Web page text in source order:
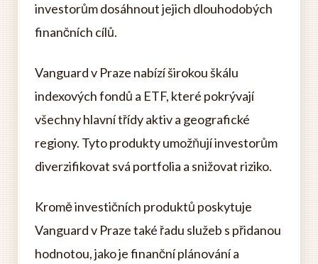
investorům dosáhnout jejich dlouhodobých
finančních cílů.
Vanguard v Praze nabízí širokou škálu
indexových fondů a ETF, které pokrývají
všechny hlavní třídy aktiv a geografické
regiony. Tyto produkty umožňují investorům
diverzifikovat svá portfolia a snižovat riziko.
Kromě investičních produktů poskytuje
Vanguard v Praze také řadu služeb s přidanou
hodnotou, jako je finanční plánování a